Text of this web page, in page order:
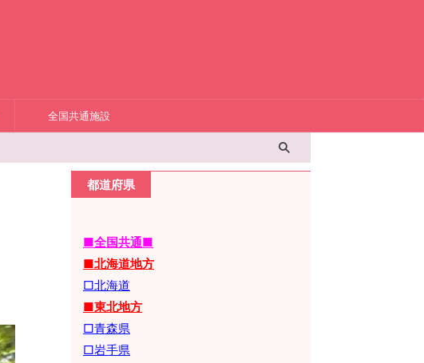
全国共通施設
都道府県
■全国共通■
■北海道地方
□北海道
■東北地方
□青森県
□岩手県